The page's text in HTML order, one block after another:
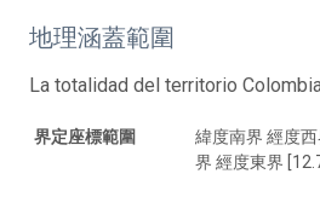
地理涵蓋範圍
La totalidad del territorio
界定座標範圍
緯度南界 經度
界 經度東界